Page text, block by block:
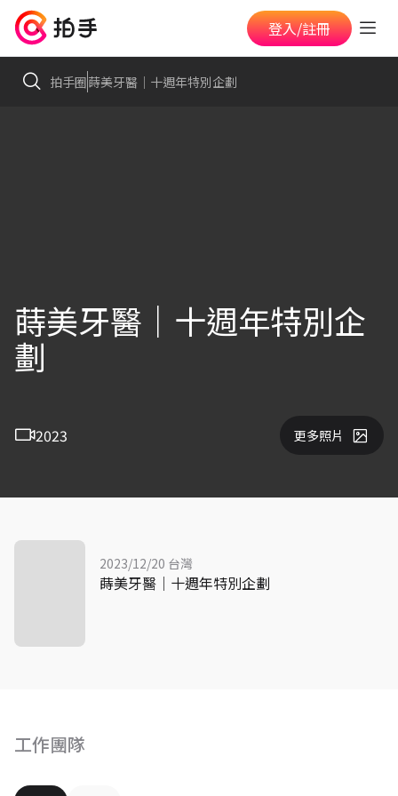
登入/註冊
拍手圈蒔美牙醫｜十週年特別企劃
蒔美牙醫｜十週年特別企
劃
2023 更多照片
工作團隊
2023/12/20 台灣
蒔美牙醫｜十週年特別企劃